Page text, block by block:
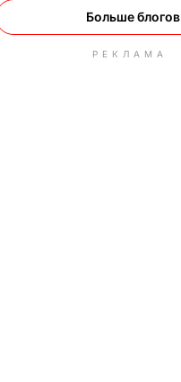
Больше блогов
РЕКЛАМА